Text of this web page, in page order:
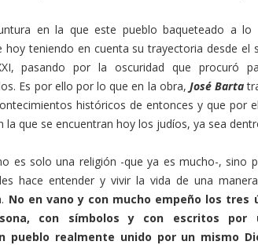
en la que este pueblo baqueteado a
hoy teniendo en cuenta su trayectoria desde el
pasando por la oscuridad que procuró
Es por ello por lo que en la obra, José Barta
históricos de entonces y que por
la que se encuentran hoy los judíos, ya sea
es solo una religión -que ya es mucho-, sino
hace entender y vivir la vida de una
No en vano y con mucho empeño los tres
con símbolos y con escritos
pueblo realmente unido por un mismo